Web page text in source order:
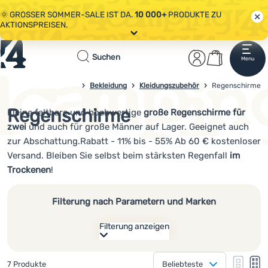
🌞 GROSSER SOMMER-SALE IST DA.10 000+PRODUKTE ZU
AKTIONSPREISEN.
🤫 - 10 % AUF AUSGEWÄHLTE CAMPING- & WANDERAUSRÜSTUNG.
CODE OUT10
Alle Aktionen
Suchen
Anmelden
Warenkorb
Menu
Startseite
Bekleidung
Schuhe
Rucksäcke
4campingshop.de
Bekleidung Kleidungszubehör Regenschirme
Regenschirme
Kleine faltbare und hochwertige große Regenschirme für
zwei und auch für große Männer auf Lager. Geeignet auch
zur Abschattung.Rabatt - 11% bis - 55% Ab 60 € kostenloser
Versand. Bleiben Sie selbst beim stärksten Regenfall im
Trockenen!
Beliebteste
7 Produkte
Filterung nach Parametern und Marken
Filterung anzeigen